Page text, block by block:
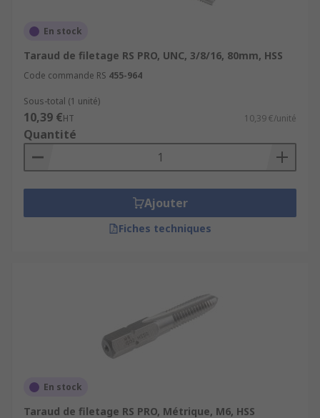
En stock
Taraud de filetage RS PRO, UNC, 3/8/16, 80mm, HSS
Code commande RS 455-964
Sous-total (1 unité)
10,39 €HT 10,39 €/unité
Quantité
Ajouter
Fiches techniques
En stock
Taraud de filetage RS PRO, Métrique, M6, HSS